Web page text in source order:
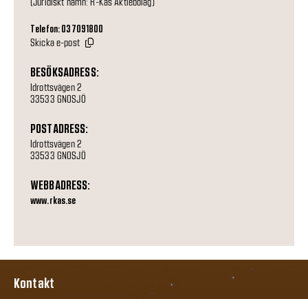
Telefon: 037091800
Skicka e-post
BESÖKSADRESS:
Idrottsvägen 2
33533 GNOSJÖ
POSTADRESS:
Idrottsvägen 2
33533 GNOSJÖ
WEBBADRESS:
www.rkas.se
Kontakt